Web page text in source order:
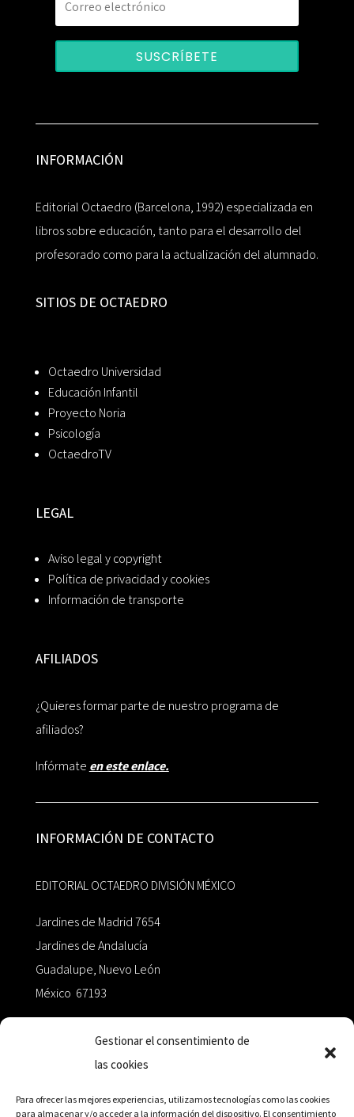
Gestionar el consentimiento de
las cookies
Para ofrecer las mejores experiencias, utilizamos tecnologías como las cookies
para almacenar y/o acceder a la información del dispositivo. El consentimiento
SUSCRÍBETE
INFORMACIÓN
Editorial Octaedro (Barcelona, 1992) especializada en
libros sobre educación, tanto para el desarrollo del
profesorado como para la actualización del alumnado.
SITIOS DE OCTAEDRO
Octaedro Universidad
Educación Infantil
Proyecto Noria
Psicología
OctaedroTV
LEGAL
Aviso legal y copyright
Política de privacidad y cookies
Información de transporte
AFILIADOS
¿Quieres formar parte de nuestro programa de
afiliados?
Infórmate en este enlace.
INFORMACIÓN DE CONTACTO
EDITORIAL OCTAEDRO DIVISIÓN MÉXICO
Jardines de Madrid 7654
Jardines de Andalucía
Guadalupe, Nuevo León
México 67193
+52 811.499.5638